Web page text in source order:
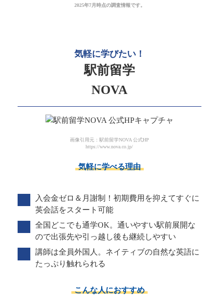
2025年7月時点の調査情報です。
気軽に学びたい！
駅前留学
NOVA
画像引用元：駅前留学NOVA 公式HP
https://www.nova.co.jp/
気軽に学べる理由
入会金ゼロ＆月謝制！初期費用を抑えてすぐに
英会話をスタート可能
全国どこでも通学OK。通いやすい駅前展開な
ので出張先や引っ越し後も継続しやすい
講師は全員外国人。ネイティブの自然な英語に
たっぷり触れられる
こんな人におすすめ